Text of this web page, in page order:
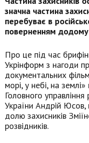
значна частина
перебуває в
поверненням
Про це під час
Укрінформ з нагоди
документальних
морі, у небі, на
Головного
України Андрій Юсов,
долю захисників
розвідників.